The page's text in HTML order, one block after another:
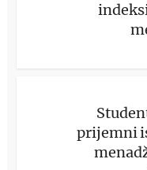
prijemni